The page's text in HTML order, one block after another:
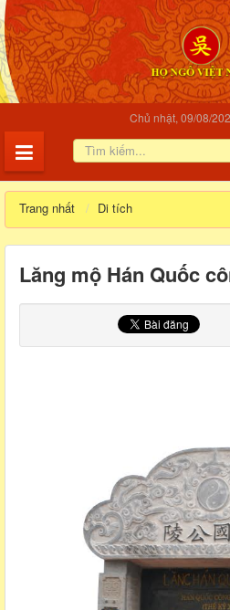
Chủ nhật, 09/08/
Trang nhất Di tích
Lăng mộ Hán Quốc